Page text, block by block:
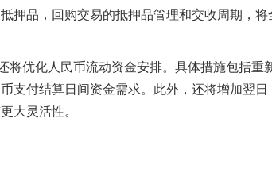
押品，回购交易的抵押品管理和交收周期，
将优化人民币流动资金安排。具体措施包括重
支付结算日间资金需求。此外，还将增加翌
大灵活性。